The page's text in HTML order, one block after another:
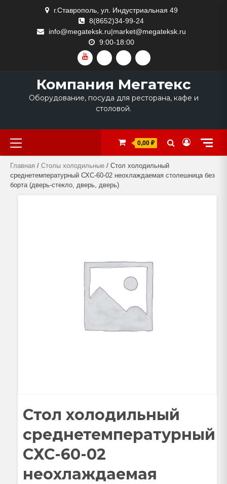
г.Ставрополь, ул. Индустриальная 49
8(8652)34-99-24
info@megateksk.ru|market@megateksk.ru
9:00-18:00
YOUTUBEVKVIDEORUTUBEDZEN
Компания Мегатекс
Оборудование, посуда для ресторана, кафе и
столовой.
Primary
Menu
0,00 ₽
Главная / Столы холодильные / Стол холодильный
среднетемпературный СХС-60-02 неохлаждаемая столешница без
борта (дверь-стекло, дверь, дверь)
Стол холодильный
среднетемпературный
СХС-60-02
неохлаждаемая